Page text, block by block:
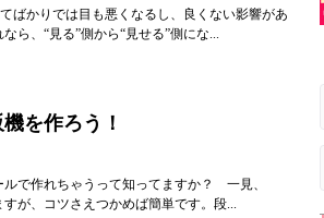
ばかりでは目も悪くなるし、良くない影響があ
ら、“見る”側から“見せる”側にな...
を作ろう！
で作れちゃうって知ってますか？ 一見、
が、コツさえつかめば簡単です。段...